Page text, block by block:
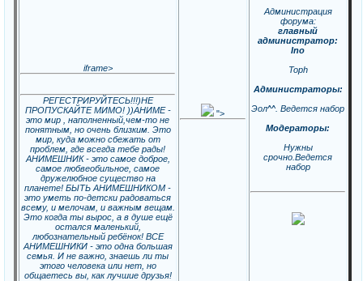
iframe>
РЕГЕСТРИРУЙТЕСЬ!!!)НЕ
ПРОПУСКАЙТЕ МИМО! ))АНИМЕ -
это мир , наполненный,чем-то не
понятным, но очень близким. Это
мир, куда можно сбежать от
проблем, где всегда тебе рады!
АНИМЕШНИК - это самое доброе,
самое любвеобильное, самое
дружелюбное существо на
планете! БЫТЬ АНИМЕШНИКОМ -
это уметь по-детски радоваться
всему, и мелочам, и важным вещам.
Это когда ты вырос, а в душе ещё
остался маленький,
любознательный ребёнок! ВСЕ
АНИМЕШНИКИ - это одна большая
семья. И не важно, знаешь ли ты
этого человека или нет, но
общаетесь вы, как лучшие друзья!
">
Администрация
форума:
главный
администратор:
Ino
Toph
Администраторы:
Эол^^. Ведется набор
Модераторы:
Нужны
срочно.Ведется
набор